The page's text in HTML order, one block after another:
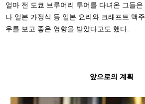
얼마 전 도쿄 브루어리 투어를 다녀온 그들
나 일본 가정식 등 일본 요리와 크래프트 맥
우를 보고 좋은 영향을 받았다고도 했다.
앞으로의 계획